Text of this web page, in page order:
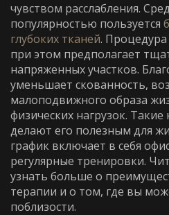
чувством расслабления.
популярностью пользуется
глубоких тканей. Процедура
при этом предполагает
напряженных участков.
уменьшает скованность,
малоподвижного образа
физических нагрузок. Такие
делают его полезным для
график включает в себя
регулярные тренировки.
узнать больше о
терапии и о том, где вы
поблизости.